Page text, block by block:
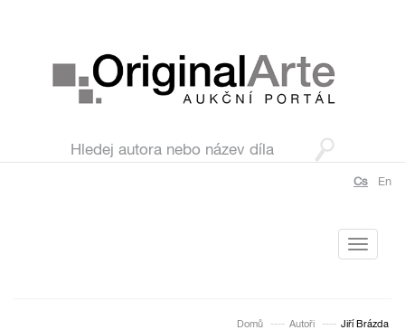
Cs En
Toggle
Domů Autoři Jiří Brázda